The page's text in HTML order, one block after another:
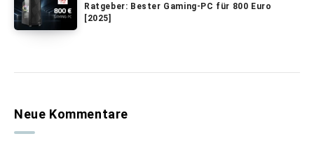
Ratgeber: Bester Gaming-PC für 800 Euro
[2025]
Neue Kommentare